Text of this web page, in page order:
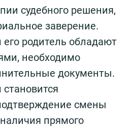
судебного решения,
заверение.
родитель обладают
необходимо
документы.
смены
прямого